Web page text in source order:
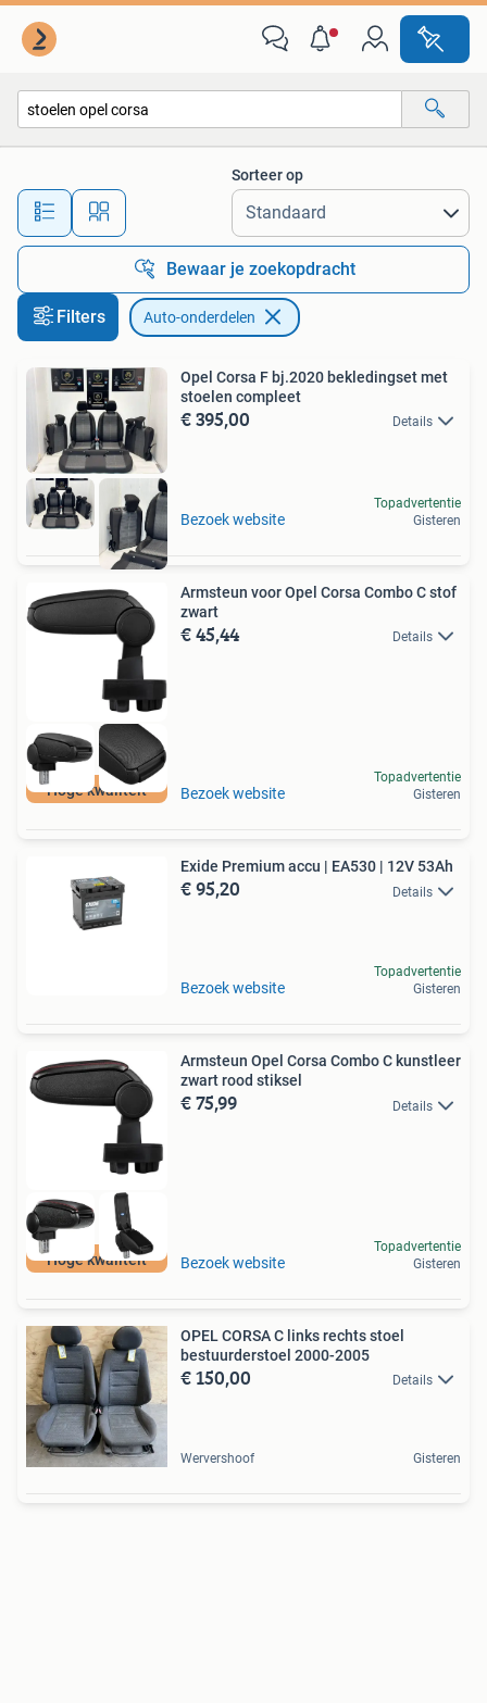
Alle afstanden…
Sorteer op
Bewaar je zoekopdracht
Filters Auto-onderdelen
Opel Corsa F bj.2020 bekledingset met
stoelen compleet
€ 395,00 Details
Bezoek website
Topadvertentie
Gisteren
Hoge kwaliteit
Armsteun voor Opel Corsa Combo C stof
zwart
€ 45,44 Details
Bezoek website
Topadvertentie
Gisteren
Exide Premium accu | EA530 | 12V 53Ah
€ 95,20 Details
Bezoek website
Topadvertentie
Gisteren
Hoge kwaliteit
Armsteun Opel Corsa Combo C kunstleer
zwart rood stiksel
€ 75,99 Details
Bezoek website
Topadvertentie
Gisteren
OPEL CORSA C links rechts stoel
bestuurderstoel 2000-2005
€ 150,00 Details
Wervershoof Gisteren